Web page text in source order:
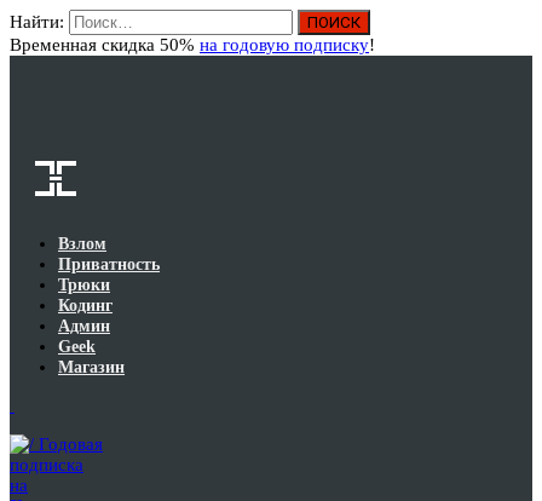
Найти:
Временная скидка 50% на годовую подписку!
Взлом
Приватность
Трюки
Кодинг
Админ
Geek
Магазин
Годовая
подписка
на